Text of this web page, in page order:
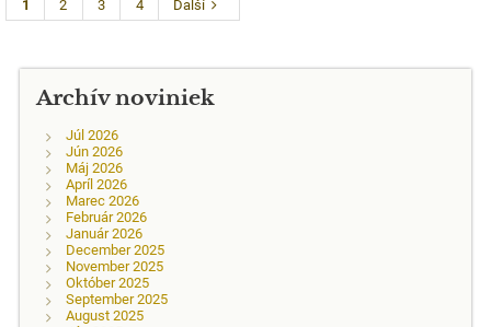
1 2 3 4 Ďalší
Archív noviniek
Júl 2026
Jún 2026
Máj 2026
Apríl 2026
Marec 2026
Február 2026
Január 2026
December 2025
November 2025
Október 2025
September 2025
August 2025